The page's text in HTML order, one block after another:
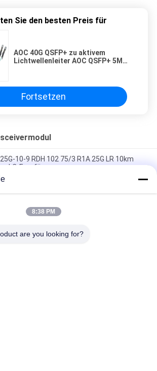
Sie den besten Preis für
AOC 40G QSFP+ zu aktivem
Lichtwellenleiter AOC QSFP+ 5M
Fortsetzen
10-9 RDH 102 75/3 R1A 25G LR 10km
LC-Empfänger
850NM OXIDE VCSEL, 16X FC,
SFP+ 10Gb/s 1310nm 10km
8:38 PM
are you looking for?